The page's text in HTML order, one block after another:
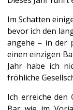
Im Schatten
bevor ich den
angehe – in der
einen einzigen
Jahr habe ich
fröhliche
Ich erreiche den